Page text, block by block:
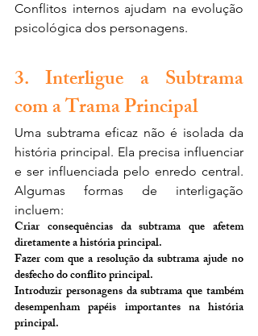
Conflitos internos ajudam na evolução
psicológica dos personagens.
3. Interligue a Subtrama
com a Trama Principal
Uma subtrama eficaz não é isolada da
história principal. Ela precisa influenciar
e ser influenciada pelo enredo central.
Algumas formas de interligação
incluem:
Criar consequências da subtrama que afetem
diretamente a história principal.
Fazer com que a resolução da subtrama ajude no
desfecho do conflito principal.
Introduzir personagens da subtrama que também
desempenham papéis importantes na história
principal.